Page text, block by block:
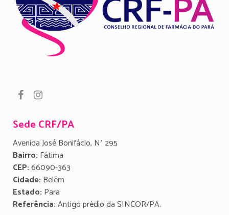
Sede CRF/PA
Avenida José Bonifácio, N° 295
Bairro: Fátima
CEP:66090-363
Cidade: Belém
Estado: Para
Referência:Antigo prédio da SINCOR/PA.